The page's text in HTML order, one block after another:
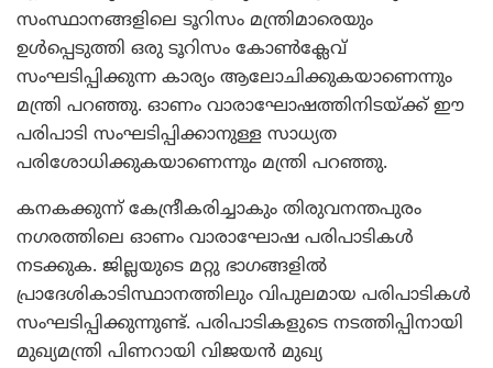
സംസ്ഥാനങ്ങളിലെ ടൂറിസം മന്ത്രിമാരെയും
ഉള്‍പ്പെടുത്തി ഒരു ടൂറിസം കോണ്‍ക്ലേവ്
സംഘടിപ്പിക്കുന്ന കാര്യം ആലോചിക്കുകയാണെന്നും
മന്ത്രി പറഞ്ഞു. ഓണം വാരാഘോഷത്തിനിടയ്ക്ക് ഈ
പരിപാടി സംഘടിപ്പിക്കാനുള്ള സാധ്യത
പരിശോധിക്കുകയാണെന്നും മന്ത്രി പറഞ്ഞു.
കനകക്കുന്ന് കേന്ദ്രീകരിച്ചാകും തിരുവനന്തപുരം
നഗരത്തിലെ ഓണം വാരാഘോഷ പരിപാടികള്‍
നടക്കുക. ജില്ലയുടെ മറ്റു ഭാഗങ്ങളില്‍
പ്രാദേശികാടിസ്ഥാനത്തിലും വിപുലമായ പരിപാടികള്‍
സംഘടിപ്പിക്കുന്നുണ്ട്. പരിപാടികളുടെ നടത്തിപ്പിനായി
മുഖ്യമന്ത്രി പിണറായി വിജയന്‍ മുഖ്യ